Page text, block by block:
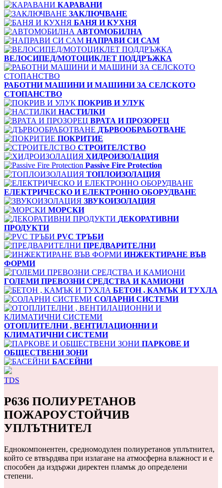
КАРАВАНИ
ЗАКЛЮЧВАНЕ
БАНЯ И КУХНЯ
АВТОМОБИЛНА
НАПРАВИ СИ САМ
ВЕЛОСИПЕД/МОТОЦИКЛЕТ ПОДДРЪЖКА
РАБОТНИ МАШИНИ И МАШИНИ ЗА СЕЛСКОТО
СТОПАНСТВО
ПОКРИВ И УЛУК
НАСТИЛКИ
ВРАТА И ПРОЗОРЕЦ
ДЪРВООБРАБОТВАНЕ
ПОКРИТИЕ
СТРОИТЕЛСТВО
ХИДРОИЗОЛАЦИЯ
Passive Fire Protection
ТОПЛОИЗОЛАЦИЯ
ЕЛЕКТРИЧЕСКО И ЕЛЕКТРОННО ОБОРУДВАНЕ
ЗВУКОИЗОЛАЦИЯ
МОРСКИ
ДЕКОРАТИВНИ
ПРОДУКТИ
PVC ТРЪБИ
ПРЕДВАРИТЕЛНИ
ИНЖЕКТИРАНЕ ВЪВ
ФОРМИ
ГОЛЕМИ ПРЕВОЗНИ СРЕДСТВА И КАМИОНИ
БЕТОН , КАМЪК И ТУХЛА
СОЛАРНИ СИСТЕМИ
ОТОПЛИТЕЛНИ , ВЕНТИЛАЦИОННИ И
КЛИМАТИЧНИ СИСТЕМИ
ПАРКОВЕ И
ОБЩЕСТВЕНИ ЗОНИ
БАСЕЙНИ
TDS
P636 ПОЛИУРЕТАНОВ
ПОЖАРОУСТОЙЧИВ
УПЛЪТНИТЕЛ
Еднокомпонентен, средномодулен полиуретанов уплътнител,
който се втвърдява при излагане на атмосферна влажност и е
способен да издържи директен пламък до определени
степени.